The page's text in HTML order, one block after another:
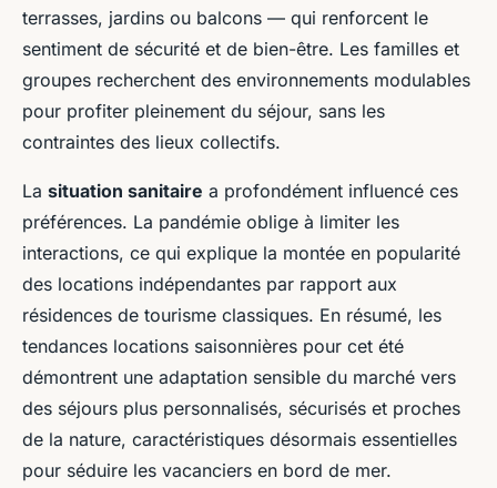
terrasses, jardins ou balcons — qui renforcent le
sentiment de sécurité et de bien-être. Les familles et
groupes recherchent des environnements modulables
pour profiter pleinement du séjour, sans les
contraintes des lieux collectifs.
La situation sanitaire a profondément influencé ces
préférences. La pandémie oblige à limiter les
interactions, ce qui explique la montée en popularité
des locations indépendantes par rapport aux
résidences de tourisme classiques. En résumé, les
tendances locations saisonnières pour cet été
démontrent une adaptation sensible du marché vers
des séjours plus personnalisés, sécurisés et proches
de la nature, caractéristiques désormais essentielles
pour séduire les vacanciers en bord de mer.